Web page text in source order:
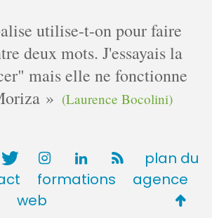
utilise-t-on pour faire
deux mots. J'essayais la
mais elle ne fonctionne
(Laurence Bocolini)
plan du
formations
agence
web